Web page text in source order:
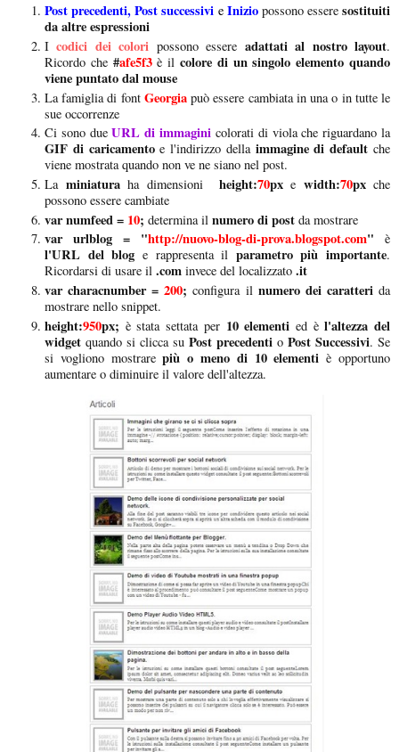
Post precedenti, Post successivi e Iniziopossono essere sostituiti
da altre espressioni
I codici dei colori possono essere adattati al nostro layout.
Ricordo che #afe5f3è ilcolore di un singolo elemento quando
viene puntato dal mouse
La famiglia di font Georgiapuò essere cambiata in una o in tutte le
sue occorrenze
Ci sono dueURL di immagini colorati di viola che riguardano la
GIF di caricamentoe l'indirizzo della immagine di default che
viene mostrata quando non ve ne siano nel post.
La miniatura ha dimensioni height:70pxe width:70pxche
possono essere cambiate
var numfeed = 10; determina il numero di post da mostrare
var urlblog = "http://nuovo-blog-di-prova.blogspot.com" è
l'URL del blog e rappresenta il parametro più importante.
Ricordarsi di usare il .com invece del localizzato .it
var characnumber =200;configura il numero dei caratterida
mostrare nello snippet.
height:950px; è stata settata per10 elementi ed èl'altezza del
widget quando si clicca su Post precedenti o Post Successivi. Se
si vogliono mostrarepiù o meno di 10 elementi è opportuno
aumentare o diminuire il valore dell'altezza.